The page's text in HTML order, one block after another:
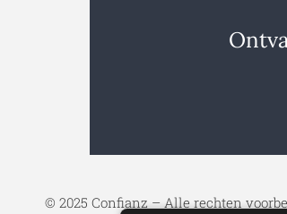
© 2025 Confianz – Alle rechten